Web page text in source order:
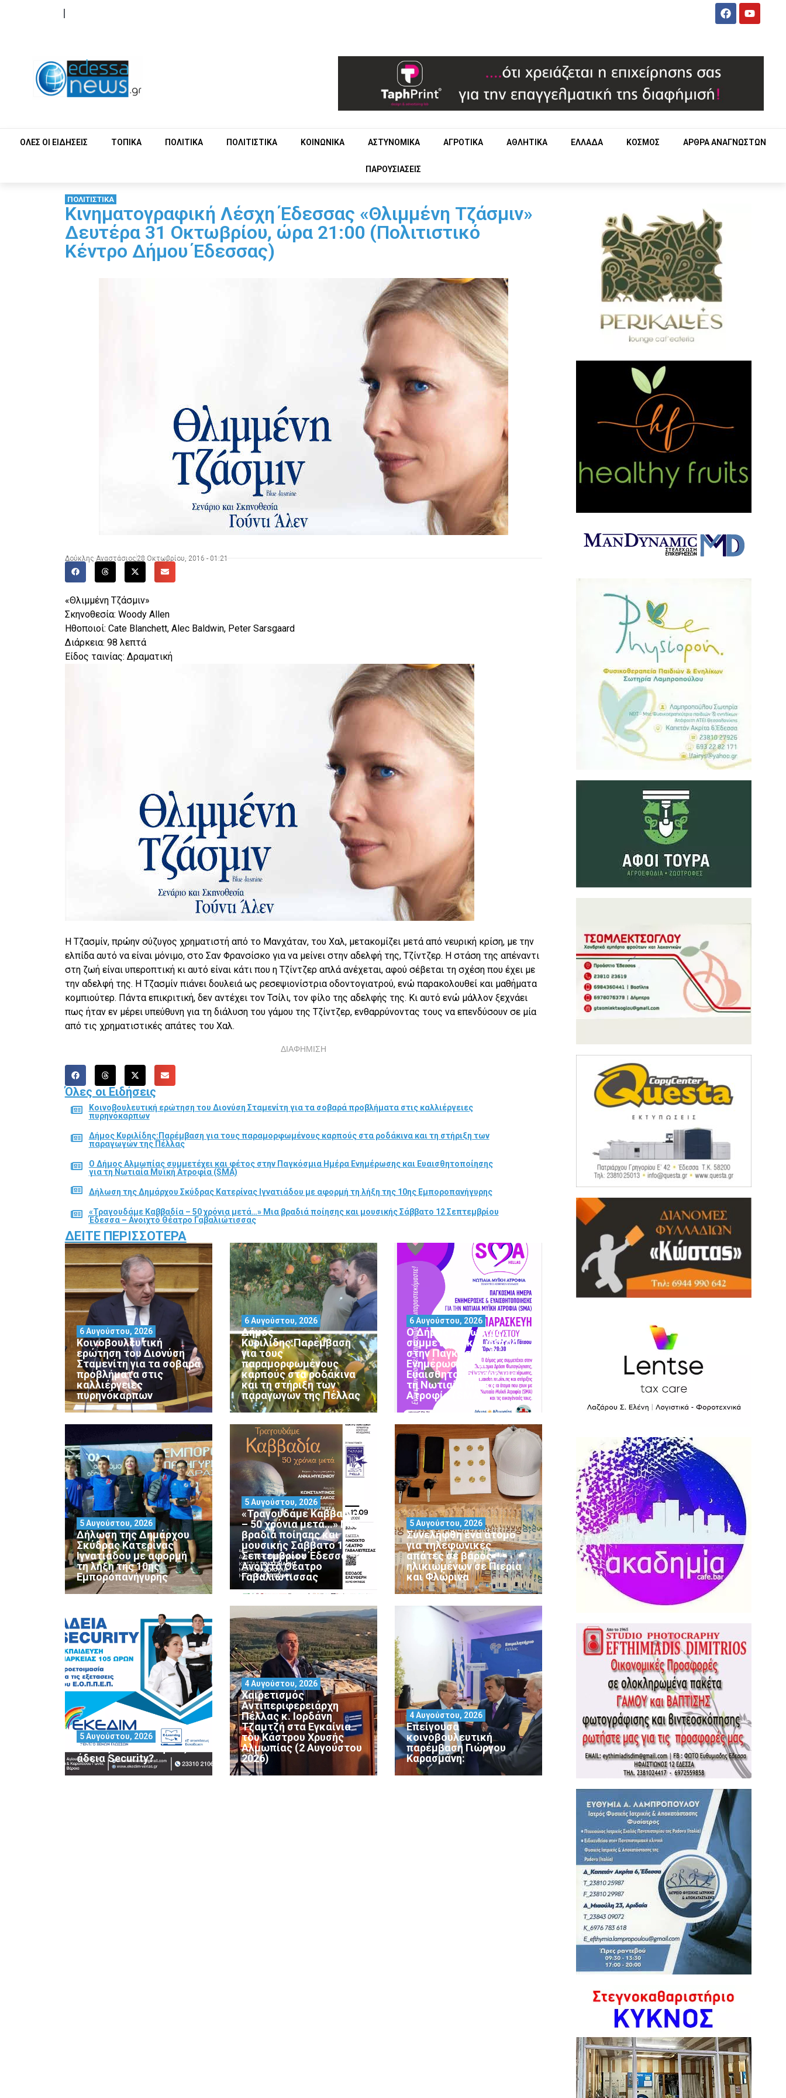
ΟΛΕΣ ΟΙ ΕΙΔΗΣΕΙΣ ΤΟΠΙΚΑ ΠΟΛΙΤΙΚΑ ΠΟΛΙΤΙΣΤΙΚΑ ΚΟΙΝΩΝΙΚΑ ΑΣΤΥΝΟΜΙΚΑ ΑΓΡΟΤΙΚΑ ΑΘΛΗΤΙΚΑ ΕΛΛΑΔΑ ΚΟΣΜΟΣ ΑΡΘΡΑ ΑΝΑΓΝΩΣΤΩΝ
ΠΑΡΟΥΣΙΑΣΕΙΣ
ΠΟΛΙΤΙΣΤΙΚΑ
Κινηματογραφική Λέσχη Έδεσσας «Θλιμμένη Τζάσμιν»
Δευτέρα 31 Οκτωβρίου, ώρα 21:00 (Πολιτιστικό
Κέντρο Δήμου Έδεσσας)
Δούκλης Αναστάσιος 28 Οκτωβρίου, 2016 - 01:21
«Θλιμμένη Τζάσμιν»
Σκηνοθεσία: Woody Allen
Ηθοποιοί: Cate Blanchett, Alec Baldwin, Peter Sarsgaard
Διάρκεια: 98 λεπτά
Είδος ταινίας: Δραματική
Η Τζασμίν, πρώην σύζυγος χρηματιστή από το Μανχάταν, του Χαλ, μετακομίζει μετά από νευρική κρίση, με την
ελπίδα αυτό να είναι μόνιμο, στο Σαν Φρανσίσκο για να μείνει στην αδελφή της, Τζίντζερ. Η στάση της απέναντι
στη ζωή είναι υπεροπτική κι αυτό είναι κάτι που η Τζίντζερ απλά ανέχεται, αφού σέβεται τη σχέση που έχει με
την αδελφή της. Η Τζασμίν πιάνει δουλειά ως ρεσεψιονίστρια οδοντογιατρού, ενώ παρακολουθεί και μαθήματα
κομπιούτερ. Πάντα επικριτική, δεν αντέχει τον Τσίλι, τον φίλο της αδελφής της. Κι αυτό ενώ μάλλον ξεχνάει
πως ήταν εν μέρει υπεύθυνη για τη διάλυση του γάμου της Τζίντζερ, ενθαρρύνοντας τους να επενδύσουν σε μία
από τις χρηματιστικές απάτες του Χαλ.
ΔΙΑΦΗΜΙΣΗ
Όλες οι Ειδήσεις
Κοινοβουλευτική ερώτηση του Διονύση Σταμενίτη για τα σοβαρά προβλήματα στις καλλιέργειες
πυρηνόκαρπων
Δήμος Κυριλίδης:Παρέμβαση για τους παραμορφωμένους καρπούς στα ροδάκινα και τη στήριξη των
παραγωγών της Πέλλας
Ο Δήμος Αλμωπίας συμμετέχει και φέτος στην Παγκόσμια Ημέρα Ενημέρωσης και Ευαισθητοποίησης
για τη Νωτιαία Μυϊκή Ατροφία (SMA)
Δήλωση της Δημάρχου Σκύδρας Κατερίνας Ιγνατιάδου με αφορμή τη λήξη της 10ης Εμποροπανήγυρης
«Τραγουδάμε Καββαδία – 50 χρόνια μετά…» Μια βραδιά ποίησης και μουσικής Σάββατο 12 Σεπτεμβρίου
Έδεσσα – Ανοιχτό Θέατρο Γαβαλιώτισσας
ΔΕΊΤΕ ΠΕΡΙΣΣΌΤΕΡΑ
Κοινοβουλευτική
ερώτηση του Διονύση
Σταμενίτη για τα σοβαρά
προβλήματα στις
καλλιέργειες
πυρηνόκαρπων
6 Αυγούστου, 2026
Δήμος
Κυριλίδης:Παρέμβαση
για τους
παραμορφωμένους
καρπούς στα ροδάκινα
και τη στήριξη των
παραγωγών της Πέλλας
6 Αυγούστου, 2026
Ο Δήμος Αλμωπίας
συμμετέχει και φέτος
στην Παγκόσμια Ημέρα
Ενημέρωσης και
Ευαισθητοποίησης για
τη Νωτιαία Μυϊκή
Ατροφία (SMA)
6 Αυγούστου, 2026
Δήλωση της Δημάρχου
Σκύδρας Κατερίνας
Ιγνατιάδου με αφορμή
τη λήξη της 10ης
Εμποροπανήγυρης
5 Αυγούστου, 2026
«Τραγουδάμε Καββαδία
– 50 χρόνια μετά…» Μια
βραδιά ποίησης και
μουσικής Σάββατο 12
Σεπτεμβρίου Έδεσσα –
Ανοιχτό Θέατρο
Γαβαλιώτισσας
5 Αυγούστου, 2026
Συνελήφθη ένα άτομο
για τηλεφωνικές
απάτες σε βάρος
ηλικιωμένων σε Πιερία
και Φλώρινα
5 Αυγούστου, 2026
Θέλεις να αποκτήσεις
άδεια Security?
5 Αυγούστου, 2026
Χαιρετισμός
Αντιπεριφερειάρχη
Πέλλας κ. Ιορδάνη
Τζαμτζή στα Εγκαίνια
του Κάστρου Χρυσής
Αλμωπίας (2 Αυγούστου
2026)
4 Αυγούστου, 2026
Επείγουσα
κοινοβουλευτική
παρέμβαση Γιώργου
Καρασμάνη:
4 Αυγούστου, 2026